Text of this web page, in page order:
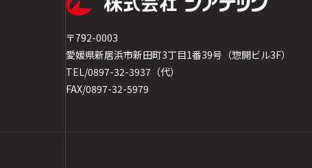
〒792-0003
愛媛県新居浜市新田町3丁目1番39号（惣開ビル3F）
TEL/0897-32-3937（代）
FAX/0897-32-5979